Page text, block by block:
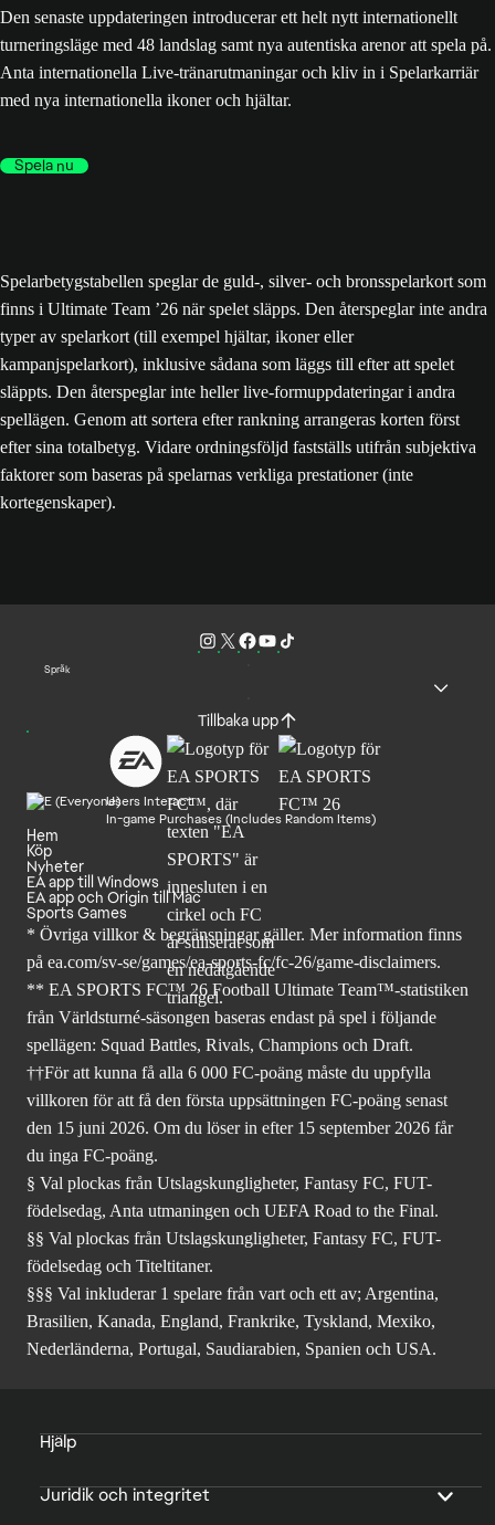
Den senaste uppdateringen introducerar ett helt nytt internationellt
turneringsläge med 48 landslag samt nya autentiska arenor att spela på.
Anta internationella Live-tränarutmaningar och kliv in i Spelarkarriär
med nya internationella ikoner och hjältar.
Spela nu
Spelarbetygstabellen speglar de guld-, silver- och bronsspelarkort som
finns i Ultimate Team ’26 när spelet släpps. Den återspeglar inte andra
typer av spelarkort (till exempel hjältar, ikoner eller
kampanjspelarkort), inklusive sådana som läggs till efter att spelet
släppts. Den återspeglar inte heller live-formuppdateringar i andra
spellägen. Genom att sortera efter rankning arrangeras korten först
efter sina totalbetyg. Vidare ordningsföljd fastställs utifrån subjektiva
faktorer som baseras på spelarnas verkliga prestationer (inte
kortegenskaper).
Språk
Tillbaka upp
Users Interact
In-game Purchases (Includes Random Items)
Hem
Köp
Nyheter
EA app till Windows
EA app och Origin till Mac
Sports Games
* Övriga villkor & begränsningar gäller. Merinformation finns
på ea.com/sv-se/games/ea-sports-fc/fc-26/game-disclaimers.
** EA SPORTS FC™ 26 Football Ultimate Team™-statistiken
från Världsturné-säsongen baseras endast på spel i följande
spellägen: Squad Battles, Rivals, Champions och Draft.
††För att kunna få alla 6 000 FC-poäng måste du uppfylla
villkoren för att få den första uppsättningen FC-poäng senast
den 15 juni 2026. Om du löser in efter 15 september 2026 får
du inga FC-poäng.
§ Val plockas från Utslagskungligheter, Fantasy FC, FUT-
födelsedag, Anta utmaningen och UEFA Road to the Final.
§§ Val plockas från Utslagskungligheter, Fantasy FC, FUT-
födelsedag och Titeltitaner.
§§§ Val inkluderar 1 spelare från vart och ett av; Argentina,
Brasilien, Kanada, England, Frankrike, Tyskland, Mexiko,
Nederländerna, Portugal, Saudiarabien, Spanien och USA.
Hjälp
Juridik och integritet